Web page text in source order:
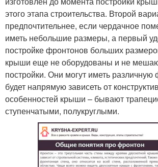
этого этапа строительства. Второй
предпочтительнее, если чердачное
иметь небольшие размеры, а первый
постройке фронтонов больших
крыши еще не оборудованы и не
постройки. Они могут иметь различную
будет напрямую зависеть от
особенностей крыши – бывают
ступенчатыми, полукруглыми.